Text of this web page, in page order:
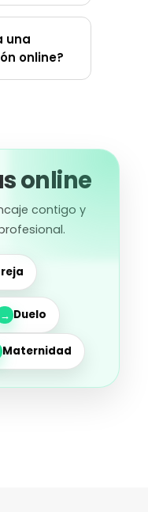
una
online?
online
contigo y
→ Duelo
Maternidad